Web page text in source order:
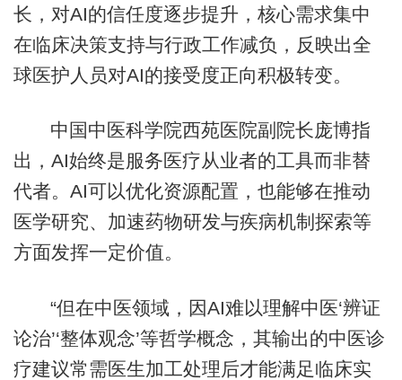
长，对AI的信任度逐步提升，核心需求集中
在临床决策支持与行政工作减负，反映出全
球医护人员对AI的接受度正向积极转变。
中国中医科学院西苑医院副院长庞博指
出，AI始终是服务医疗从业者的工具而非替
代者。AI可以优化资源配置，也能够在推动
医学研究、加速药物研发与疾病机制探索等
方面发挥一定价值。
“但在中医领域，因AI难以理解中医‘辨证
论治’‘整体观念’等哲学概念，其输出的中医诊
疗建议常需医生加工处理后才能满足临床实